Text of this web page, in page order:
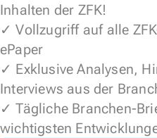
Inhalten der ZFK!
✓ Vollzugriff auf alle
ePaper
✓ Exklusive Analysen,
Interviews aus der
✓ Tägliche Branchen-
wichtigsten